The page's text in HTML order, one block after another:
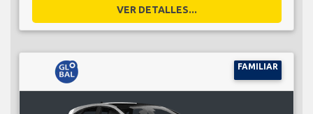
VER DETALLES...
FAMILIAR